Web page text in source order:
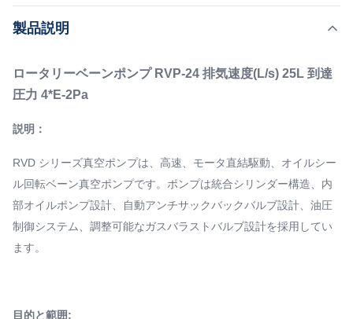
す。ポンプは統合シリンダー構造、内部オイルポンプ設
ム、調整可能なガスバラストバルブ設計を採用していま
す。 目的と範囲: RVD シリーズ真空ポンプは、真空応用
システムのメインポンプとして使用でき、またこのシリー
ズのポンプはルーツポンプ、拡散ポンプ、ター...
ハイライト:
二段真空ポンプ
Pumping Speed:
Theory:
ロータリーポンプ
1450rpm
製品説明
ロータリーベーンポンプ RVP-24 排気速度(L/s) 25L 到達
圧力 4*E-2Pa
説明：
RVD シリーズ真空ポンプは、高速、モータ直結駆動、オイルシー
ル回転ベーン真空ポンプです。ポンプは統合シリンダー構造、内
部オイルポンプ設計、自動アンチサックバックバルブ設計、油圧
制御システム、調整可能なガスバラストバルブ設計を採用してい
ます。
目的と範囲: